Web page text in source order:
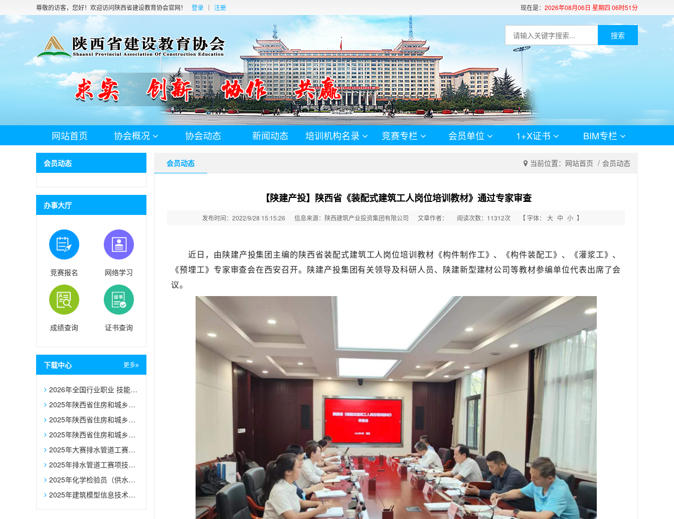
尊敬的访客，您好！欢迎访问陕西省建设教育协会官网！ 登录 注册 现在是： 2026年08月06日 星期四 06时51分
搜索
网站首页 协会概况 协会动态 新闻动态 培训机构名录 竞赛专栏 会员单位 1+X证书 BIM专栏
会员动态
办事大厅
竞赛报名 网络学习
成绩查询 证书查询
下载中心 更多
2026年全国行业职业 技能大赛——第二届全国住房城乡建设 行业职业技能大赛各赛项技术文件
2025年陕西省住房和城乡建设行业职业技能大赛决赛参赛队报名表
2025年陕西省住房和城乡建设行业职业技能大赛决赛参赛选手报名表
2025年陕西省住房和城乡建设行业职业技能大赛建筑信息模型技术员赛项裁判员推荐表
2025年大赛排水管道工赛项辅助选手报名表
2025年排水管道工赛项技术文件
2025年化学检验员（供水化验员）赛项技术文件
2025年建筑模型信息技术员赛项技术文件
会员动态 当前位置： 网站首页 会员动态
【陕建产投】陕西省《装配式建筑工人岗位培训教材》通过专家审查
发布时间：2022/9/28 15:15:26 信息来源：陕西建筑产业投资集团有限公司 文章作者： 阅读次数：11312次 【 字体： 大 中 小 】
近日，由陕建产投集团主编的陕西省装配式建筑工人岗位培训教材《构件制作工》、《构件装配工》、《灌浆工》、
《预埋工》专家审查会在西安召开。陕建产投集团有关领导及科研人员、陕建新型建材公司等教材参编单位代表出席了会
议。